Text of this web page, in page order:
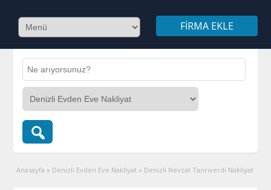
FIRMA EKLE
Anasayfa » Denizli Evden Eve Nakliyat » Denizli Nevzat Tanrıverdi Nakliyat